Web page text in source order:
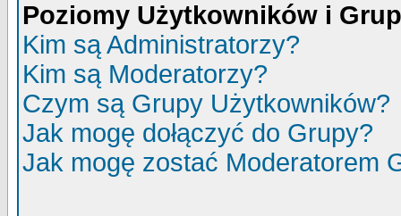
Poziomy Użytkowników i
Kim są Administratorzy?
Kim są Moderatorzy?
Czym są Grupy Użytkowników?
Jak mogę dołączyć do Grupy?
Jak mogę zostać Moderatorem